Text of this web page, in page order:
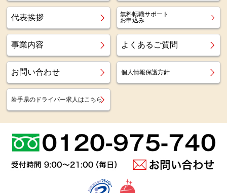
代表挨拶
無料転職サポート
お申込み
事業内容 よくあるご質問
お問い合わせ 個人情報保護方針
岩手県のドライバー求人はこちら